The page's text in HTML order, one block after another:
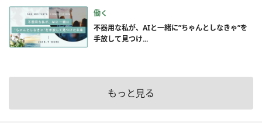
働く
不器用な私が、AIと一緒に”ちゃんとしなきゃ”を
手放して見つけ...
もっと見る